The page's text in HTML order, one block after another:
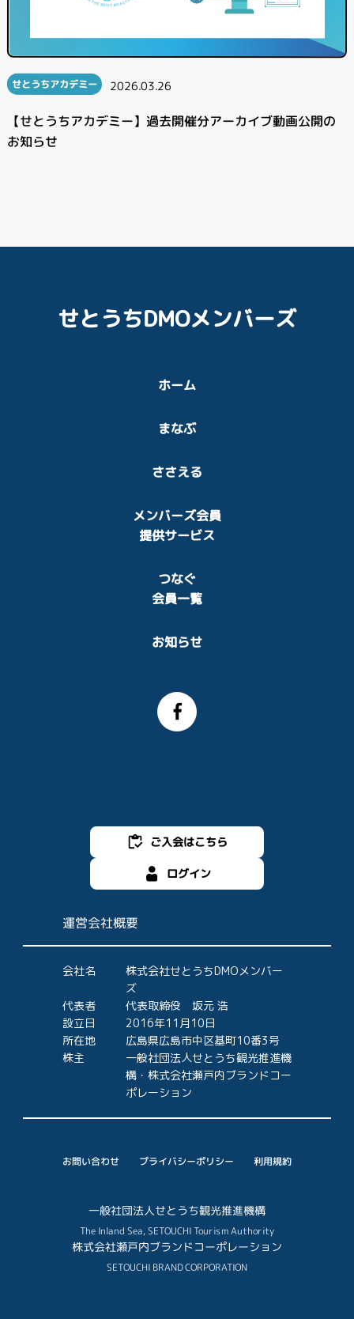
せとうちアカデミー 2026.03.26
【せとうちアカデミー】過去開催分アーカイブ動画公開の
お知らせ
せとうちDMOメンバーズ
ホーム
まなぶ
ささえる
メンバーズ会員
提供サービス
つなぐ
会員一覧
お知らせ
ご入会はこちら
ログイン
運営会社概要
会社名
株式会社せとうちDMOメンバー
ズ
代表者
代表取締役 坂元 浩
設立日
2016年11月10日
所在地
広島県広島市中区基町10番3号
株主
一般社団法人せとうち観光推進機
構・株式会社瀬戸内ブランドコー
ポレーション
お問い合わせ プライバシーポリシー 利用規約
一般社団法人せとうち観光推進機構
The Inland Sea, SETOUCHI Tourism Authority
株式会社瀬戸内ブランドコーポレーション
SETOUCHI BRAND CORPORATION